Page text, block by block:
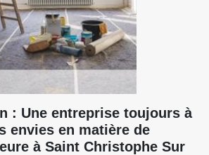
: Une entreprise toujours à
envies en matière de
à Saint Christophe Sur